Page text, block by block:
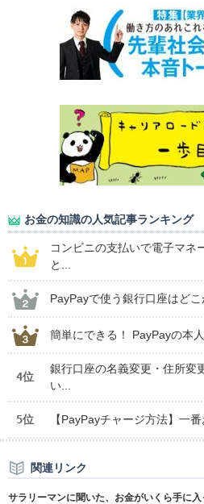
お金の知識の人気記事ランキング
コンビニの支払いで電子マネ
と...
PayPayで使う銀行口座はど
簡単にできる！ PayPayの本
4位
銀行口座の名義変更・住所変
い...
5位 【PayPayチャージ方法】一
関連リンク
サラリーマンに聞いた、お金がいくら手に